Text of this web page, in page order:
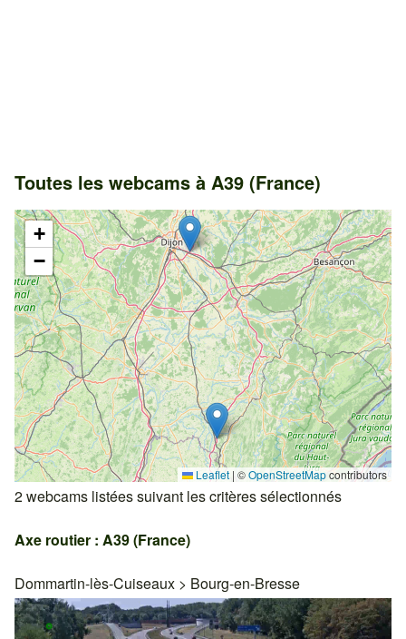
Toutes les webcams à A39 (France)
+
−
Leaflet | ©OpenStreetMapcontributors
2 webcams listées suivant les critères sélectionnés
Axe routier : A39 (France)
Dommartin-lès-Cuiseaux > Bourg-en-Bresse